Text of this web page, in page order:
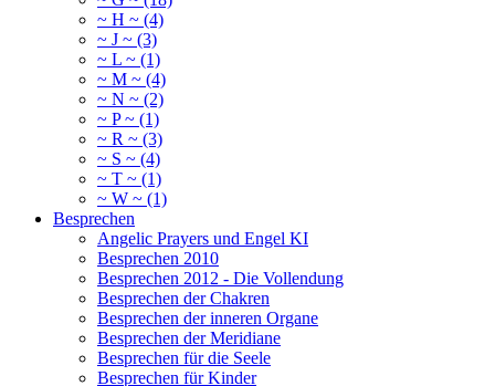
~ H ~ (4)
~ J ~ (3)
~ L ~ (1)
~ M ~ (4)
~ N ~ (2)
~ P ~ (1)
~ R ~ (3)
~ S ~ (4)
~ T ~ (1)
~ W ~ (1)
Besprechen
Angelic Prayers und Engel KI
Besprechen 2010
Besprechen 2012 - Die Vollendung
Besprechen der Chakren
Besprechen der inneren Organe
Besprechen der Meridiane
Besprechen für die Seele
Besprechen für Kinder